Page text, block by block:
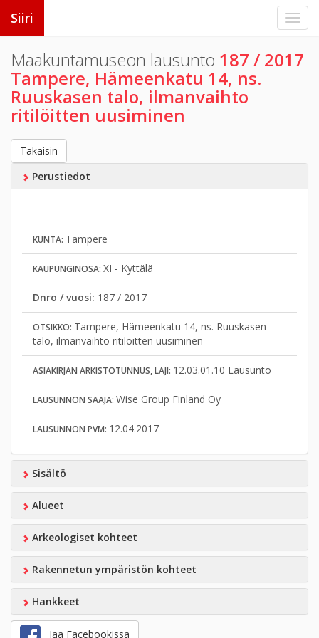
Siiri
Maakuntamuseon lausunto 187 / 2017
Tampere, Hämeenkatu 14, ns.
Ruuskasen talo, ilmanvaihto
ritilöitten uusiminen
Takaisin
Perustiedot
KUNTA: Tampere
KAUPUNGINOSA: XI - Kyttälä
Dnro / vuosi: 187 / 2017
OTSIKKO: Tampere, Hämeenkatu 14, ns. Ruuskasen
talo, ilmanvaihto ritilöitten uusiminen
ASIAKIRJAN ARKISTOTUNNUS, LAJI: 12.03.01.10 Lausunto
LAUSUNNON SAAJA: Wise Group Finland Oy
LAUSUNNON PVM: 12.04.2017
Sisältö
Alueet
Arkeologiset kohteet
Rakennetun ympäristön kohteet
Hankkeet
Jaa Facebookissa